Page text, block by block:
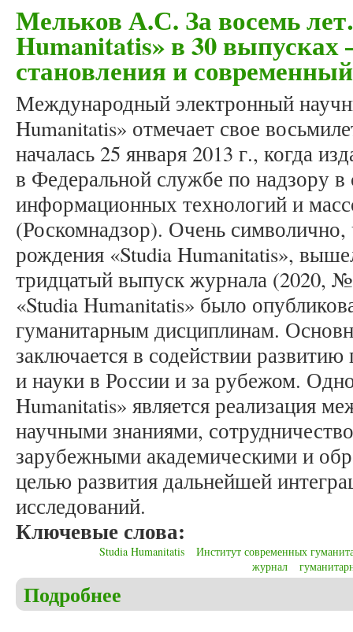
Мельков А.С. За восемь
Humanitatis» в 30 выпусках
становления и
Международный электронный
Humanitatis» отмечает свое
началась 25 января 2013 г., когда
в Федеральной службе по надзору в
информационных технологий и
(Роскомнадзор). Очень символично,
рождения «Studia Humanitatis»,
тридцатый выпуск журнала (2020,
«Studia Humanitatis» было
гуманитарным дисциплинам.
заключается в содействии
и науки в России и за рубежом.
Humanitatis» является реализация
научными знаниями,
зарубежными академическими и
целью развития дальнейшей
исследований.
Ключевые слова:
Studia Humanitatis
Институт современных
журнал
Подробнее